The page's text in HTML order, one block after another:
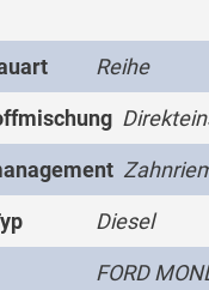
Reihe
Diesel
FORD